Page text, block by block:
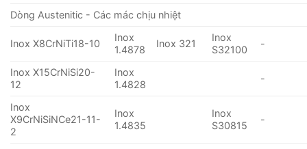
Dòng Austenitic - Các mác chịu nhiệt
Inox X8CrNiTi18-10
Inox
1.4878
Inox 321
Inox
S32100
-
Inox X15CrNiSi20-
12
Inox
1.4828
-
Inox
X9CrNiSiNCe21-11-
2
Inox
1.4835
Inox
S30815
-